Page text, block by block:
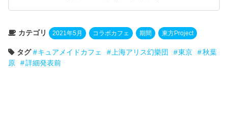
カテゴリ 2021年5月 コラボカフェ 期間 東方Project
タグ キュアメイドカフェ 上海アリス幻樂団 東京
秋葉
原
詳細発表前